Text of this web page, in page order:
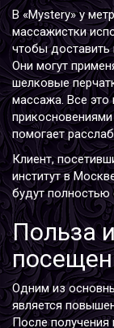
В «Mystery» у
массажистки
чтобы доставить
Они могут
шелковые
массажа. Все это
помогает
Клиент,
институт в
будут
Польза
Одним из
является
После получения